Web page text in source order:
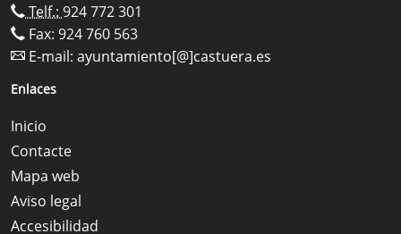
Telf.: 924 772 301
Fax: 924 760 563
E-mail: ayuntamiento[@]castuera.es
Enlaces
Inicio
Contacte
Mapa web
Aviso legal
Accesibilidad